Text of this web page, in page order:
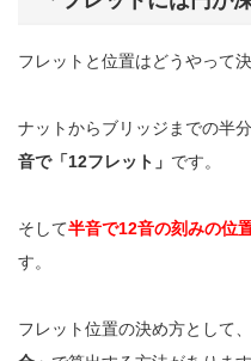
フレットと位置はどうやって
ナットからブリッジまでの半
音で「12フレット」 です。
そして半音で12音の刻みの位
す。
フレット位置の決め方として